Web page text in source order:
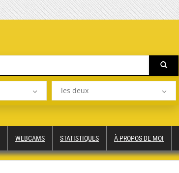
les deux
WEBCAMS STATISTIQUES À PROPOS DE MOI